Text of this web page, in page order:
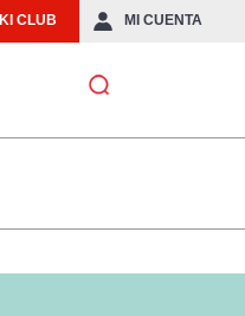
CLUB MI CUENTA